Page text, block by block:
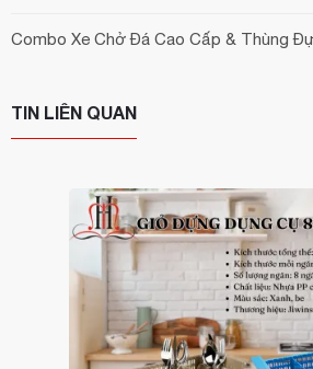
Combo Xe Chở Đá Cao Cấp & Thùng
TIN LIÊN QUAN